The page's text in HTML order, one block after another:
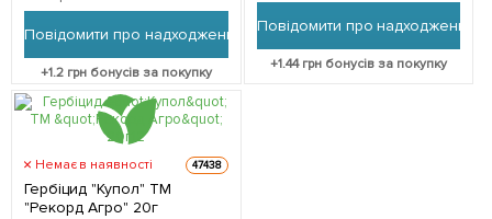
Повідомити про надходження
+1.2 грн бонусів за покупку
Повідомити про надходження
+1.44грн бонусів за покупку
Немає в наявності 47438
Гербіцид "Купол" ТМ
"Рекорд Агро" 20г